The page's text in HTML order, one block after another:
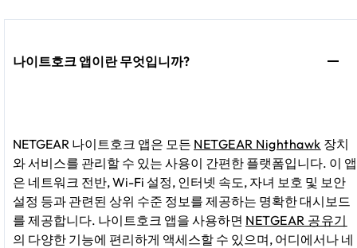
나이트호크 앱이란 무엇입니까?
NETGEAR 나이트호크 앱은 모든 NETGEAR Nighthawk 장치
와 서비스를 관리할 수 있는 사용이 간편한 플랫폼입니다. 이 앱
은 네트워크 전반, Wi-Fi 설정, 인터넷 속도, 자녀 보호 및 보안
설정 등과 관련된 상위 수준 정보를 제공하는 명확한 대시보드
를 제공합니다. 나이트호크 앱을 사용하면 NETGEAR 공유기
의 다양한 기능에 편리하게 액세스할 수 있으며, 어디에서나 네